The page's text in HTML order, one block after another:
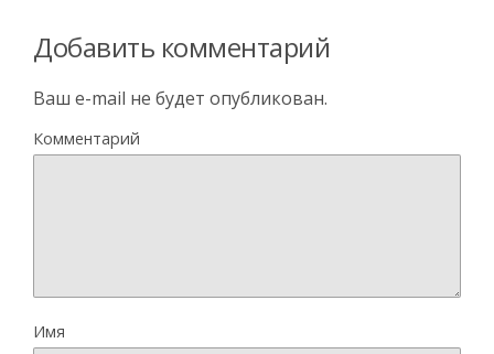
Добавить комментарий
Ваш e-mail не будет опубликован.
Комментарий
Имя